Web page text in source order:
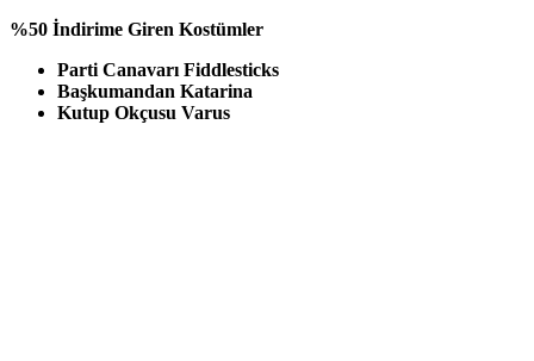
%50 İndirime Giren Kostümler
Parti Canavarı Fiddlesticks
Başkumandan Katarina
Kutup Okçusu Varus